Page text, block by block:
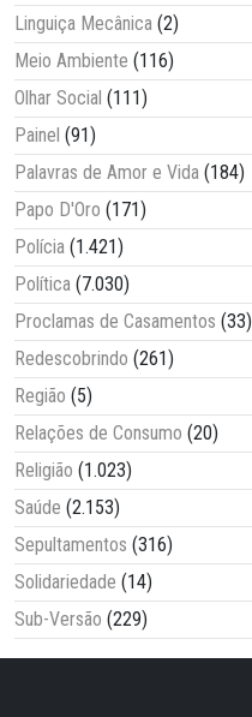
Linguiça Mecânica (2)
Meio Ambiente (116)
Olhar Social (111)
Painel (91)
Palavras de Amor e Vida (184)
Papo D'Oro (171)
Polícia (1.421)
Política (7.030)
Proclamas de Casamentos (33)
Redescobrindo (261)
Região (5)
Relações de Consumo (20)
Religião (1.023)
Saúde (2.153)
Sepultamentos (316)
Solidariedade (14)
Sub-Versão (229)